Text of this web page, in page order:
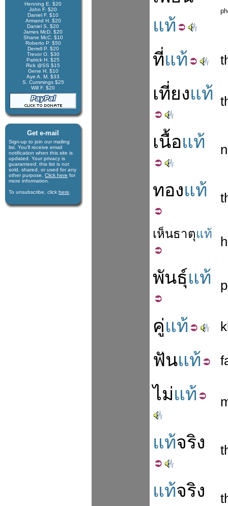
Henning E. $20
John F. $20
Daniel F. $10
Armand H. $20
Daniel S. $20
James McD. $20
Shane McC. $10
Roberto P. $50
Derrell P. $20
Trevor O. $30
Patrick H. $25
Rick @SS $15
Gene H. $10
Aye A. M. $33
S. Cummings $25
Will F. $20
Get e-mail
Sign-up to join our mail­ing
list. You'll receive e­mail
notification when this site is
updated. Your privacy is
guaran­teed; this list is not
sold, shared, or used for any
other purpose. Click here for
more infor­mation.
To unsubscribe, click here
แท้
ที่แท้
เที่ยงแท้
เนื้อแท้
ทองแท้
เห็นธาตุแท้
พันธุ์แท้
คู่แท้
ฟันแท้
ไม่แท้
แท้จริง
แท้จริง